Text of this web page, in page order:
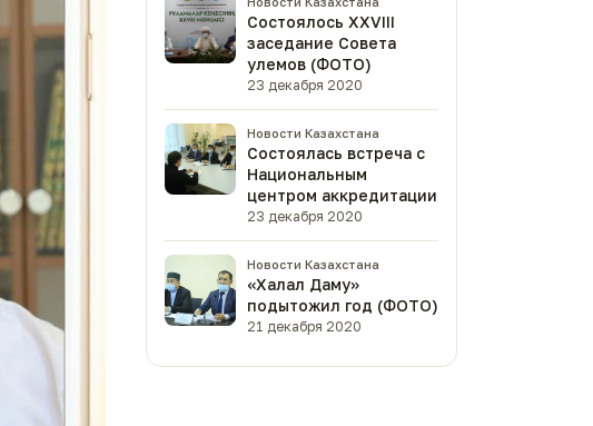
Состоялось XXVIII
заседание Совета
улемов (ФОТО)
23 декабря 2020
Новости Казахстана
Состоялась встреча с
Национальным
центром аккредитации
23 декабря 2020
Новости Казахстана
«Халал Даму»
подытожил год (ФОТО)
21 декабря 2020